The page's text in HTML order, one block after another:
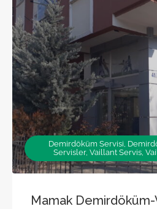
Demirdöküm Servisi,
Servisler, Vaillant Servis,
Mamak